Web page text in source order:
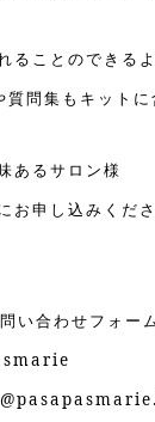
ることのできる
問集もキットに
あるサロン様
お申し込みくださ
い合わせフォー